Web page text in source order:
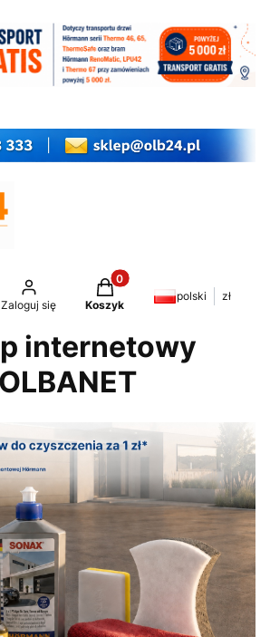
Zaloguj się
Produkty w koszyku: 0.
Koszyk
polski zł
internetowy
OLBANET